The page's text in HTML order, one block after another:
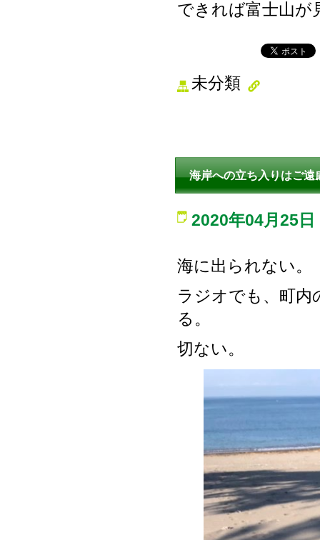
できれば富士山が
未分類
海岸への立ち入りはご遠
2020年04月25日
海に出られない。
ラジオでも、町内
る。
切ない。